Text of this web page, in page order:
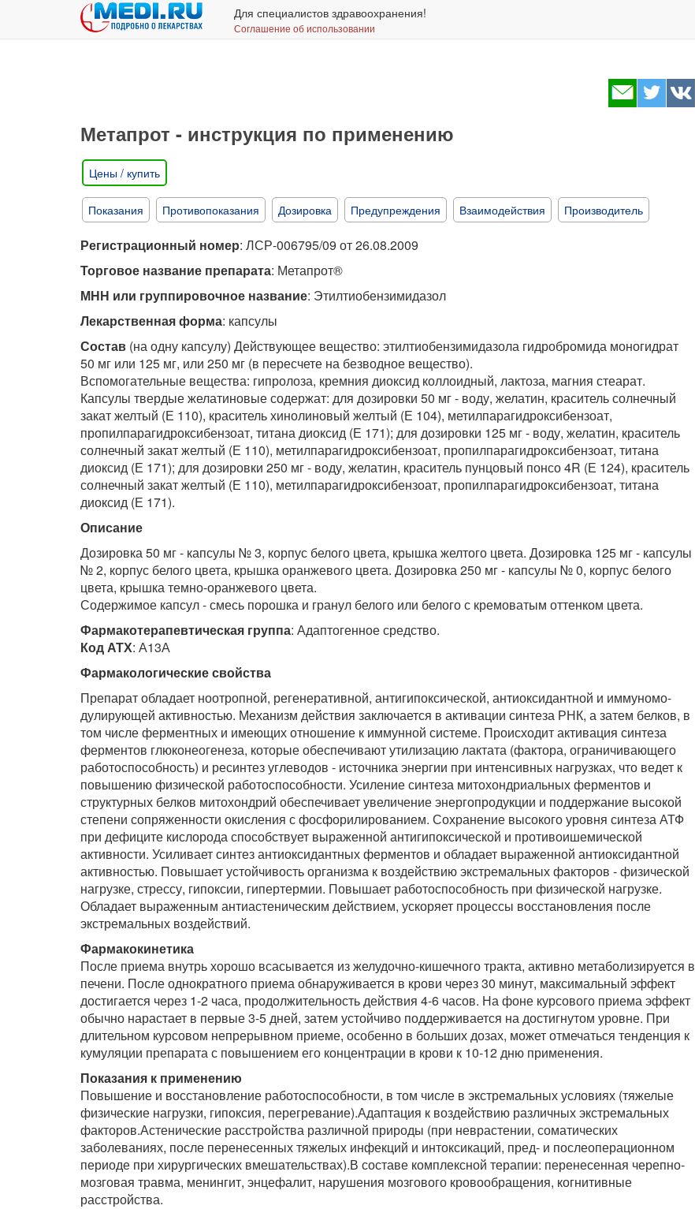
Для специалистов здравоохранения!
Соглашение об использовании
Метапрот - инструкция по применению
Цены / купить
Показания Противопоказания Дозировка Предупреждения Взаимодействия Производитель
Регистрационный номер: ЛСР-006795/09 от 26.08.2009
Торговое название препарата: Метапрот®
МНН или группировочное название: Этилтиобензимидазол
Лекарственная форма: капсулы
Состав (на одну капсулу) Действующее вещество: этилтиобензимидазола гидробромида моногидрат
50 мг или 125 мг, или 250 мг (в пересчете на безводное вещество).
Вспомогательные вещества: гипролоза, кремния диоксид коллоидный, лактоза, магния стеарат.
Капсулы твердые желатиновые содержат: для дозировки 50 мг - воду, желатин, краситель солнечный
закат желтый (Е 110), краситель хинолиновый желтый (Е 104), метилпарагидроксибензоат,
пропилпарагидроксибензоат, титана диоксид (Е 171); для дозировки 125 мг - воду, желатин, краситель
солнечный закат желтый (Е 110), метилпарагидроксибензоат, пропилпарагидроксибензоат, титана
диоксид (Е 171); для дозировки 250 мг - воду, желатин, краситель пунцовый понсо 4R (Е 124), краситель
солнечный закат желтый (Е 110), метилпарагидроксибензоат, пропилпарагидроксибензоат, титана
диоксид (Е 171).
Описание
Дозировка 50 мг - капсулы № 3, корпус белого цвета, крышка желтого цвета. Дозировка 125 мг - капсулы
№ 2, корпус белого цвета, крышка оранжевого цвета. Дозировка 250 мг - капсулы № 0, корпус белого
цвета, крышка темно-оранжевого цвета.
Содержимое капсул - смесь порошка и гранул белого или белого с кремоватым оттенком цвета.
Фармакотерапевтическая группа: Адаптогенное средство.
Код АТХ: А13А
Фармакологические свойства
Препарат обладает ноотропной, регенеративной, антигипоксической, антиоксидантной и иммуномо-
дулирующей активностью. Механизм действия заключается в активации синтеза РНК, а затем белков, в
том числе ферментных и имеющих отношение к иммунной системе. Происходит активация синтеза
ферментов глюконеогенеза, которые обеспечивают утилизацию лактата (фактора, ограничивающего
работоспособность) и ресинтез углеводов - источника энергии при интенсивных нагрузках, что ведет к
повышению физической работоспособности. Усиление синтеза митохондриальных ферментов и
структурных белков митохондрий обеспечивает увеличение энергопродукции и поддержание высокой
степени сопряженности окисления с фосфорилированием. Сохранение высокого уровня синтеза АТФ
при дефиците кислорода способствует выраженной антигипоксической и противоишемической
активности. Усиливает синтез антиоксидантных ферментов и обладает выраженной антиоксидантной
активностью. Повышает устойчивость организма к воздействию экстремальных факторов - физической
нагрузке, стрессу, гипоксии, гипертермии. Повышает работоспособность при физической нагрузке.
Обладает выраженным антиастеническим действием, ускоряет процессы восстановления после
экстремальных воздействий.
Фармакокинетика
После приема внутрь хорошо всасывается из желудочно-кишечного тракта, активно метаболизируется в
печени. После однократного приема обнаруживается в крови через 30 минут, максимальный эффект
достигается через 1-2 часа, продолжительность действия 4-6 часов. На фоне курсового приема эффект
обычно нарастает в первые 3-5 дней, затем устойчиво поддерживается на достигнутом уровне. При
длительном курсовом непрерывном приеме, особенно в больших дозах, может отмечаться тенденция к
кумуляции препарата с повышением его концентрации в крови к 10-12 дню применения.
Показания к применению
Повышение и восстановление работоспособности, в том числе в экстремальных условиях (тяжелые
физические нагрузки, гипоксия, перегревание).Адаптация к воздействию различных экстремальных
факторов.Астенические расстройства различной природы (при неврастении, соматических
заболеваниях, после перенесенных тяжелых инфекций и интоксикаций, пред- и послеоперационном
периоде при хирургических вмешательствах).В составе комплексной терапии: перенесенная черепно-
мозговая травма, менингит, энцефалит, нарушения мозгового кровообращения, когнитивные
расстройства.